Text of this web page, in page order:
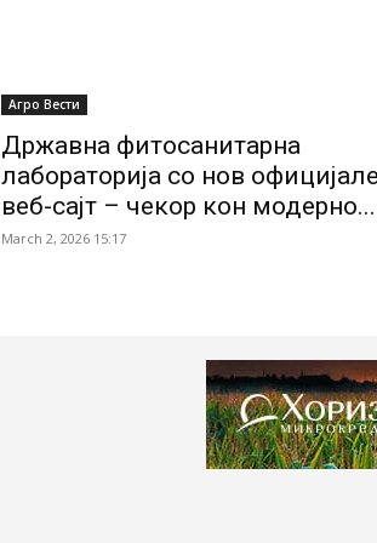
Агро Вести
Државна фитосанитарна
лабораторија со нов
веб-сајт – чекор кон модерно...
March 2, 2026 15:17